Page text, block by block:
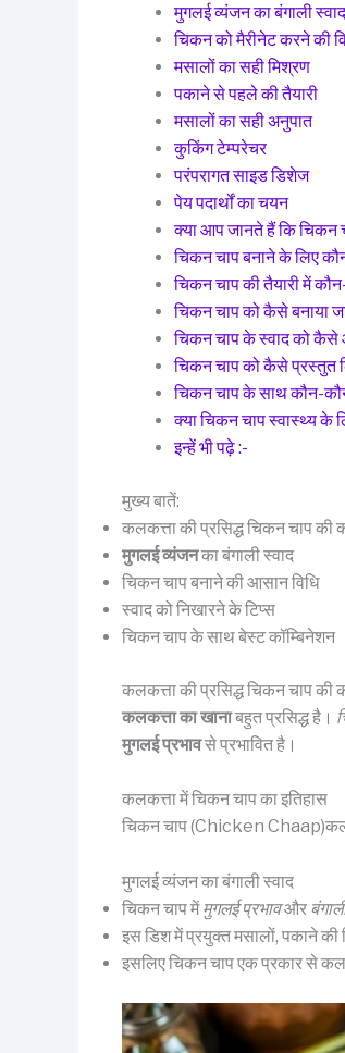
मुगलई व्यंजन का बंगाली स्वाद
चिकन को मैरीनेट करने की
मसालों का सही मिश्रण
पकाने से पहले की तैयारी
मसालों का सही अनुपात
कुकिंग टेम्परेचर
परंपरागत साइड डिशेज
पेय पदार्थों का चयन
क्या आप जानते हैं कि चिकन
चिकन चाप बनाने के लिए
चिकन चाप की तैयारी में
चिकन चाप को कैसे बनाया
चिकन चाप के स्वाद को कैसे
चिकन चाप को कैसे प्रस्तुत
चिकन चाप के साथ कौन-
क्या चिकन चाप स्वास्थ्य के
इन्हें भी पढ़े :-
मुख्य बातें:
कलकत्ता की प्रसिद्ध चिकन चाप की
मुगलई व्यंजनका बंगाली स्वाद
चिकन चाप बनाने की आसान विधि
स्वाद को निखारने के टिप्स
चिकन चाप के साथ बेस्ट कॉम्बिनेशन
कलकत्ता की प्रसिद्ध चिकन चाप की
कलकत्ता का खानाबहुत प्रसिद्ध है।
मुगलई प्रभावसे प्रभावित है।
कलकत्ता में चिकन चाप का इतिहास
चिकन चाप (Chicken
मुगलई व्यंजन का बंगाली स्वाद
चिकन चाप मेंमुगलई प्रभावऔर
इस डिश में प्रयुक्त मसालों, पकाने
इसलिए चिकन चाप एक प्रकार से